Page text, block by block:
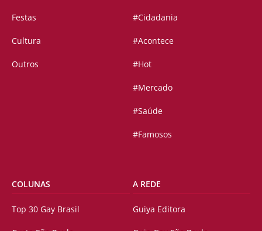
Festas
Cultura
Outros
#Cidadania
#Acontece
#Hot
#Mercado
#Saúde
#Famosos
COLUNAS
Top 30 Gay Brasil
A REDE
Guiya Editora